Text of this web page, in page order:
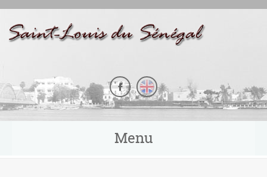
Menu
Panneau de gestion des cookies